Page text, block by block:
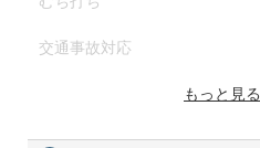
交通事故対応
もっと見る